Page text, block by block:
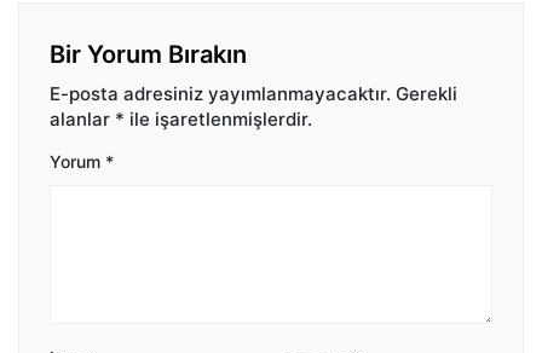
Bir Yorum Bırakın
E-posta adresiniz yayımlanmayacaktır. Gerekli
alanlar * ile işaretlenmişlerdir.
Yorum *